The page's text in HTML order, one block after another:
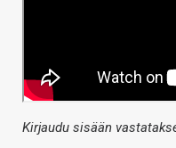
Kirjaudu sisään